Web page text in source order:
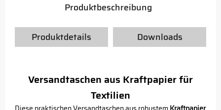
Produktbeschreibung
Produktdetails Downloads
Versandtaschen aus Kraftpapier für
Textilien